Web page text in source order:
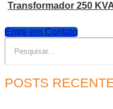
Transformador 250
Entre em Contato
POSTS